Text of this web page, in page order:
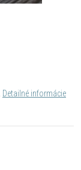
Detailné informácie